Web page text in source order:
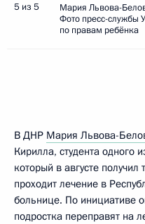
5 из 5
Мария Львова-
Фото пресс-службы
по правам ребёнка
В ДНР Мария Львова-
Кирилла, студента одного
который в августе
проходит лечение в
больнице. По инициативе
подростка переправят на